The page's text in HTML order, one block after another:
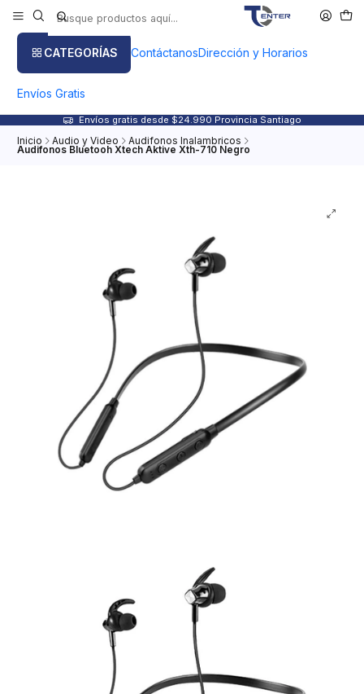
CATEGORÍAS ContáctanosDirección y Horarios
Envíos Gratis
Envíos gratis desde $24.990 Provincia Santiago
Inicio Audio y Video Audifonos Inalambricos
Audifonos Bluetooh Xtech Aktive Xth-710 Negro